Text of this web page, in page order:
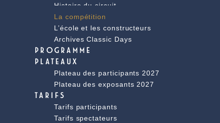
Histoire du circuit
La compétition
L’école et les constructeurs
Archives Classic Days
PROGRAMME
PLATEAUX
Plateau des participants 2027
Plateau des exposants 2027
TARIFS
Tarifs participants
Tarifs spectateurs